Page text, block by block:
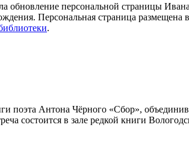
обновление персональной страницы
Персональная страница размещена
.
поэта Антона Чёрного «Сбор»,
состоится в зале редкой книги